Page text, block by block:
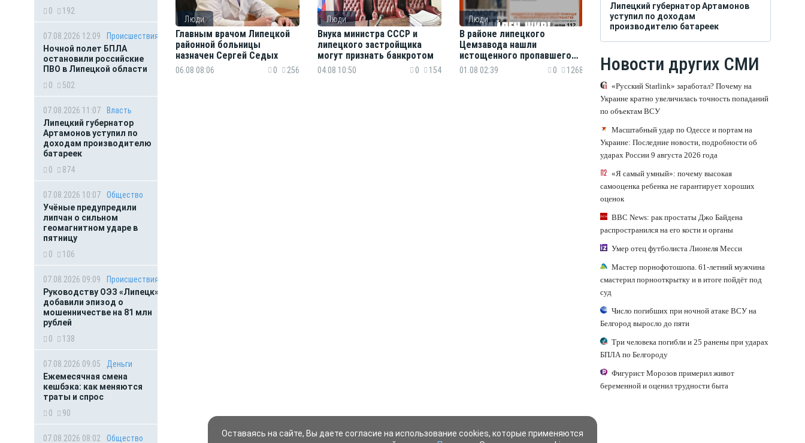
0
192
07.08.2026 12:09
Происшествия
Ночной полет БПЛА
остановили российские
ПВО в Липецкой области
0
502
07.08.2026 11:07
Власть
Липецкий губернатор
Артамонов уступил по
доходам производителю
батареек
0
874
07.08.2026 10:07
Общество
Учёные предупредили
липчан о сильном
геомагнитном ударе в
пятницу
0
106
07.08.2026 09:09
Происшествия
Руководству ОЭЗ «Липецк»
добавили эпизод о
мошенничестве на 81 млн
рублей
0
138
07.08.2026 09:05
Деньги
Ежемесячная смена
кешбэка: как меняются
траты и спрос
0
90
07.08.2026 08:02
Общество
Люди
Главным врачом Липецкой
районной больницы
назначен Сергей Седых
06.08 08:06 0 256
Люди
Внука министра СССР и
липецкого застройщика
могут признать банкротом
04.08 10:50 0 154
Люди
В районе липецкого
Цемзавода нашли
истощенного пропавшего
пенсионера
01.08 02:39 0 1268
Липецкий губернатор Артамонов
уступил по доходам
производителю батареек
Новости других СМИ
«Русский Starlink» заработал? Почему на
Украине кратно увеличилась точность попаданий
по объектам ВСУ
Масштабный удар по Одессе и портам на
Украине: Последние новости, подробности об
ударах России 9 августа 2026 года
«Я самый умный»: почему высокая
самооценка ребенка не гарантирует хороших
оценок
BBC News: рак простаты Джо Байдена
распространился на его кости и органы
Умер отец футболиста Лионеля Месси
Мастер порнофотошопа. 61-летний мужчина
смастерил порнооткрытку и в итоге пойдёт под
суд
Число погибших при ночной атаке ВСУ на
Белгород выросло до пяти
Три человека погибли и 25 ранены при ударах
БПЛА по Белгороду
Фигурист Морозов примерил живот
беременной и оценил трудности быта
Оставаясь на сайте, Вы даете согласие на использование cookies, которые применяются